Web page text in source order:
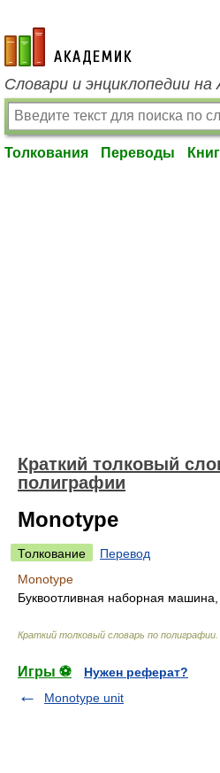
academic.ru
Словари и энциклопедии на
Толкования Переводы
Краткий толковый
полиграфии
Monotype
Толкование
Перевод
Monotype
Буквоотливная наборная машина,
Краткий толковый словарь по полиграфии
Игры ⚽
Нужен реферат?
Monotype unit